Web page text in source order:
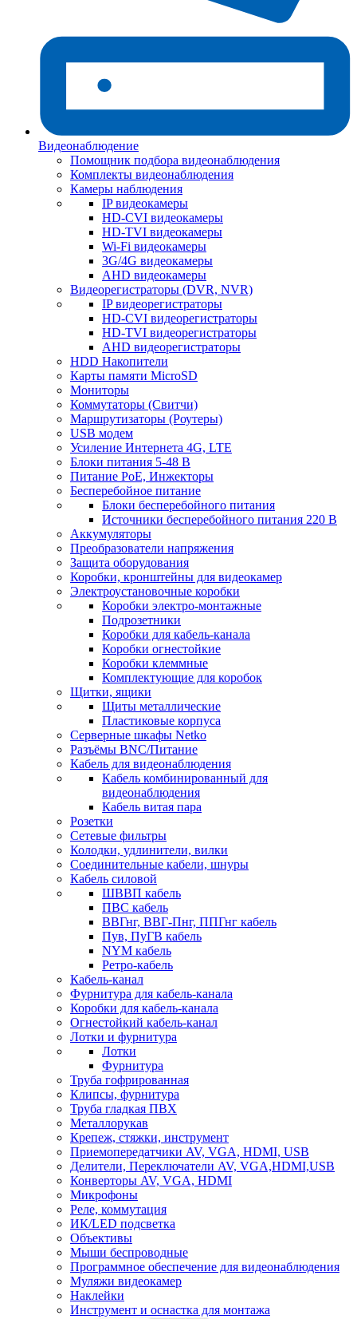
Видеонаблюдение
Помощник подбора видеонаблюдения
Комплекты видеонаблюдения
Камеры наблюдения
IP видеокамеры
HD-CVI видеокамеры
HD-TVI видеокамеры
Wi-Fi видеокамеры
3G/4G видеокамеры
AHD видеокамеры
Видеорегистраторы (DVR, NVR)
IP видеорегистраторы
HD-CVI видеорегистраторы
HD-TVI видеорегистраторы
AHD видеорегистраторы
HDD Накопители
Карты памяти MicroSD
Мониторы
Коммутаторы (Свитчи)
Маршрутизаторы (Роутеры)
USB модем
Усиление Интернета 4G, LTE
Блоки питания 5-48 В
Питание PoE, Инжекторы
Бесперебойное питание
Блоки бесперебойного питания
Источники бесперебойного питания 220 В
Аккумуляторы
Преобразователи напряжения
Защита оборудования
Коробки, кронштейны для видеокамер
Электроустановочные коробки
Коробки электро-монтажные
Подрозетники
Коробки для кабель-канала
Коробки огнестойкие
Коробки клеммные
Комплектующие для коробок
Щитки, ящики
Щиты металлические
Пластиковые корпуса
Серверные шкафы Netko
Разъёмы BNC/Питание
Кабель для видеонаблюдения
Кабель комбинированный для
видеонаблюдения
Кабель витая пара
Розетки
Сетевые фильтры
Колодки, удлинители, вилки
Соединительные кабели, шнуры
Кабель силовой
ШВВП кабель
ПВС кабель
ВВГнг, ВВГ-Пнг, ППГнг кабель
Пув, ПуГВ кабель
NYM кабель
Ретро-кабель
Кабель-канал
Фурнитура для кабель-канала
Коробки для кабель-канала
Огнестойкий кабель-канал
Лотки и фурнитура
Лотки
Фурнитура
Труба гофрированная
Клипсы, фурнитура
Труба гладкая ПВХ
Металлорукав
Крепеж, стяжки, инструмент
Приемопередатчики AV, VGA, HDMI, USB
Делители, Переключатели AV, VGA,HDMI,USB
Конверторы AV, VGA, HDMI
Микрофоны
Реле, коммутация
ИК/LED подсветка
Объективы
Мыши беспроводные
Программное обеспечение для видеонаблюдения
Муляжи видеокамер
Наклейки
Инструмент и оснастка для монтажа